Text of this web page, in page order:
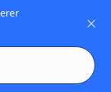
sie chemische